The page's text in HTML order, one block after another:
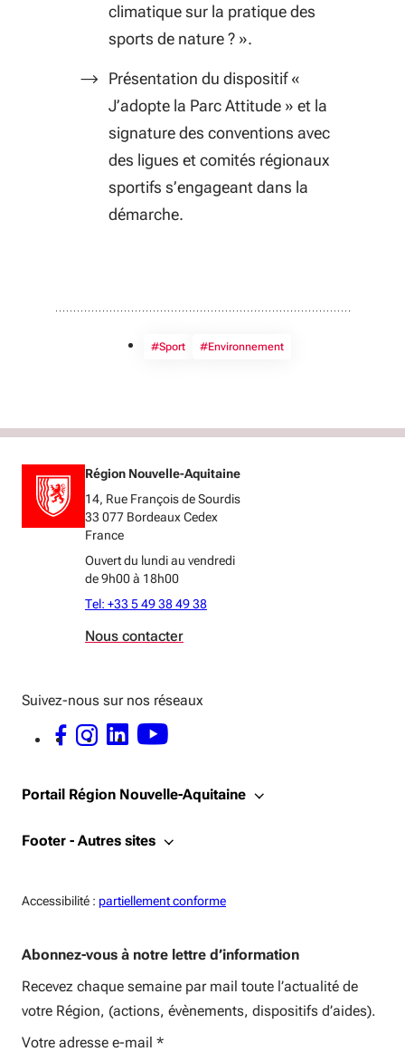
climatique sur la pratique des
sports de nature ? ».
Présentation du dispositif «
J’adopte la Parc Attitude » et la
signature des conventions avec
des ligues et comités régionaux
sportifs s’engageant dans la
démarche.
#Sport #Environnement
Région Nouvelle-Aquitaine
14, Rue François de Sourdis
33 077 Bordeaux Cedex
France
Ouvert du lundi au vendredi
de 9h00 à 18h00
Tel: +33 5 49 38 49 38
Nous contacter
Suivez-nous sur nos réseaux
FACEBOOK - OUVERTURE DANS UNE NOUVELLE FENÊTRE
INSTAGRAM - OUVERTURE DANS UNE NOUVELLE FENÊTRE
LINKEDIN - OUVERTURE DANS UNE NOUVELLE FENÊTRE
YOUTUBE - OUVERTURE DANS UNE NOUVELLE FENÊTRE
Portail Région Nouvelle-Aquitaine
Footer - Autres sites
Accessibilité : Accessiblité:
partiellement conforme
Abonnez-vous à notre lettre d’information
Recevez chaque semaine par mail toute l’actualité de
votre Région, (actions, évènements, dispositifs d’aides).
Votre adresse e-mail *